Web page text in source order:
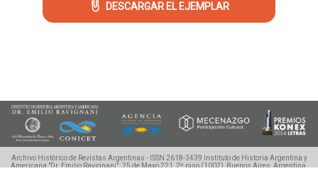
DESCARGAR EL EJEMPLAR
Archivo Histórico de Revistas Argentinas - ISSN 2618-3439
Instituto de Historia Argentina y
Americana "Dr. Emilio Ravignani".25 de Mayo 221, 2º piso (1002), Buenos Aires, Argentina.